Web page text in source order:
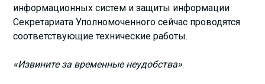
информационных систем и защиты информации
Секретариата Уполномоченного сейчас проводятся
соответствующие технические работы.
«Извините за временные неудобства».